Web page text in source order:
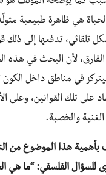
هي ظاهرة طبيعية
تلقائي، تدفعها إلى ذلك
لأن البحث في هذه
في مناطق داخل الكون
على تلك القوانين، وعلى
الغنية والخصبة.
بأهمية هذا الموضوع من
للسؤال الفلسفي: “ما هي